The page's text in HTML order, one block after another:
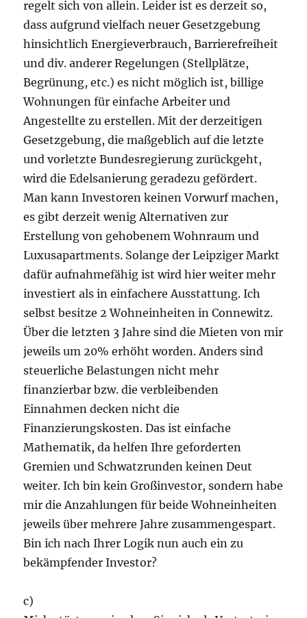
regelt sich von allein. Leider ist es derzeit so,
dass aufgrund vielfach neuer Gesetzgebung
hinsichtlich Energieverbrauch, Barrierefreiheit
und div. anderer Regelungen (Stellplätze,
Begrünung, etc.) es nicht möglich ist, billige
Wohnungen für einfache Arbeiter und
Angestellte zu erstellen. Mit der derzeitigen
Gesetzgebung, die maßgeblich auf die letzte
und vorletzte Bundesregierung zurückgeht,
wird die Edelsanierung geradezu gefördert.
Man kann Investoren keinen Vorwurf machen,
es gibt derzeit wenig Alternativen zur
Erstellung von gehobenem Wohnraum und
Luxusapartments. Solange der Leipziger Markt
dafür aufnahmefähig ist wird hier weiter mehr
investiert als in einfachere Ausstattung. Ich
selbst besitze 2 Wohneinheiten in Connewitz.
Über die letzten 3 Jahre sind die Mieten von mir
jeweils um 20% erhöht worden. Anders sind
steuerliche Belastungen nicht mehr
finanzierbar bzw. die verbleibenden
Einnahmen decken nicht die
Finanzierungskosten. Das ist einfache
Mathematik, da helfen Ihre geforderten
Gremien und Schwatzrunden keinen Deut
weiter. Ich bin kein Großinvestor, sondern habe
mir die Anzahlungen für beide Wohneinheiten
jeweils über mehrere Jahre zusammengespart.
Bin ich nach Ihrer Logik nun auch ein zu
bekämpfender Investor?
c)